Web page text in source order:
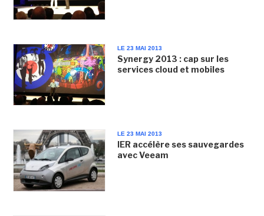
LE 23 MAI 2013
Synergy 2013 : cap sur les
services cloud et mobiles
LE 23 MAI 2013
IER accélère ses sauvegardes
avec Veeam